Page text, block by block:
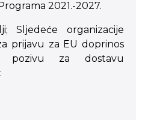
2021.-2027.
Sljedeće organizacije
prijavu za EU doprinos
pozivu za dostavu